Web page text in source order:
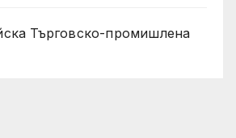
Търговско-промишлена